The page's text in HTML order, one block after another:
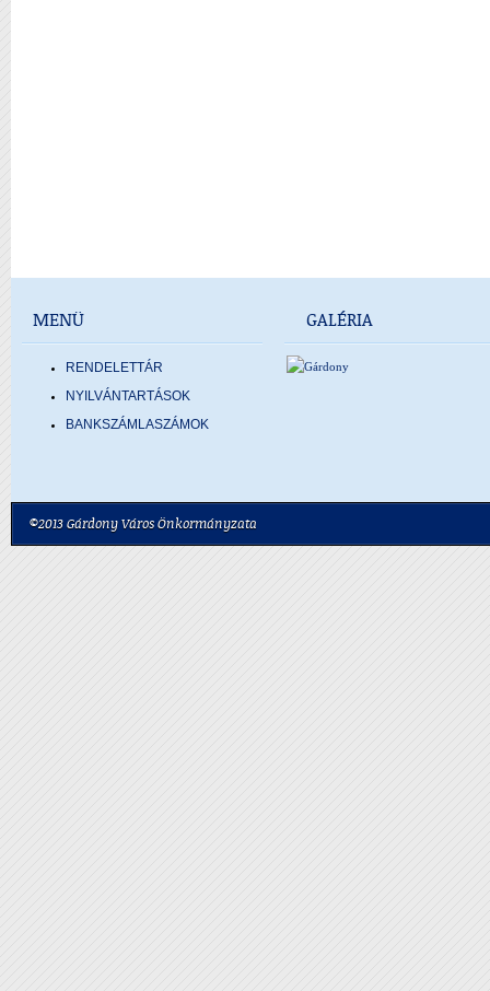
MENÜ
RENDELETTÁR
NYILVÁNTARTÁSOK
BANKSZÁMLASZÁMOK
GALÉRIA
©2013 Gárdony Város Önkormányzata